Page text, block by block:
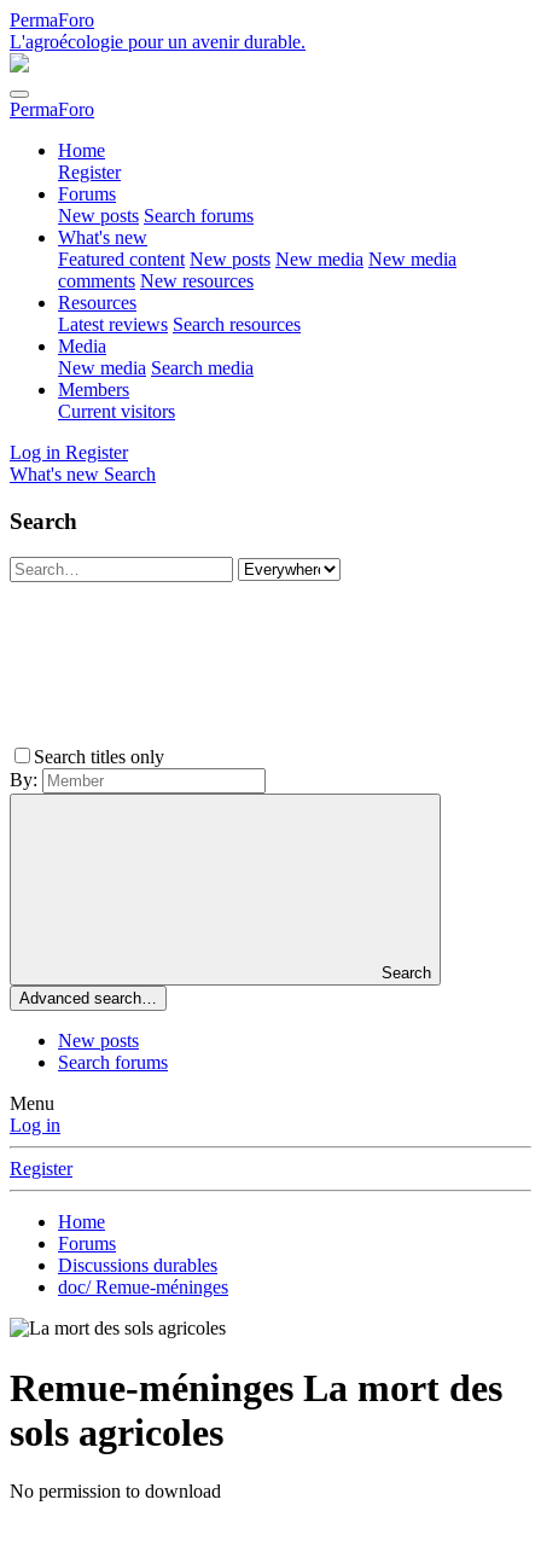
PermaForo
L'agroécologie pour un avenir durable.
PermaForo
Home
Register
Forums
New posts Search forums
What's new
Featured content New posts New media New media
comments New resources
Resources
Latest reviews Search resources
Media
New media Search media
Members
Current visitors
Log in Register
What's new Search
Search
Search titles only
By:
Search
Advanced search…
New posts
Search forums
Menu
Log in
Register
Home
Forums
Discussions durables
doc/ Remue-méninges
Remue-méninges La mort des
sols agricoles
No permission to download